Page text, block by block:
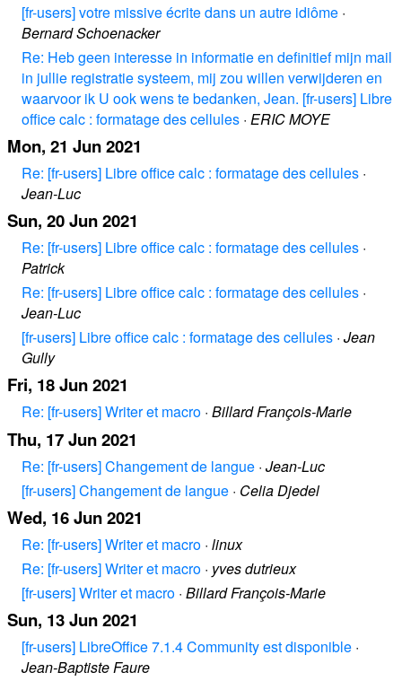
[fr-users] votre missive écrite dans un autre idiôme ·
Bernard Schoenacker
Re: Heb geen interesse in informatie en definitief mijn mail
in jullie registratie systeem, mij zou willen verwijderen en
waarvoor ik U ook wens te bedanken, Jean. [fr-users] Libre
office calc : formatage des cellules · ERIC MOYE
Mon, 21 Jun 2021
Re: [fr-users] Libre office calc : formatage des cellules ·
Jean-Luc
Sun, 20 Jun 2021
Re: [fr-users] Libre office calc : formatage des cellules ·
Patrick
Re: [fr-users] Libre office calc : formatage des cellules ·
Jean-Luc
[fr-users] Libre office calc : formatage des cellules · Jean
Gully
Fri, 18 Jun 2021
Re: [fr-users] Writer et macro · Billard François-Marie
Thu, 17 Jun 2021
Re: [fr-users] Changement de langue · Jean-Luc
[fr-users] Changement de langue · Celia Djedel
Wed, 16 Jun 2021
Re: [fr-users] Writer et macro · linux
Re: [fr-users] Writer et macro · yves dutrieux
[fr-users] Writer et macro · Billard François-Marie
Sun, 13 Jun 2021
[fr-users] LibreOffice 7.1.4 Community est disponible ·
Jean-Baptiste Faure